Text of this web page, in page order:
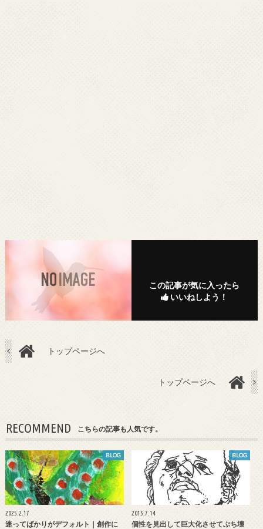
この記事が気に入ったら
いいねしよう！
トップページへ
トップページへ
RECOMMEND こちらの記事も人気です。
BLOG
2025.2.17
迷ってばかりがデフォルト｜創作に
BLOG
2015.7.14
個性を見出して巨大化させてぶち壊